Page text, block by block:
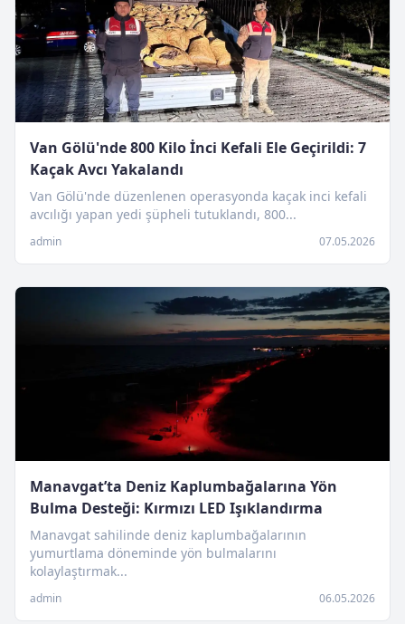
Van Gölü'nde 800 Kilo İnci Kefali Ele Geçirildi: 7
Kaçak Avcı Yakalandı
Van Gölü'nde düzenlenen operasyonda kaçak inci kefali
avcılığı yapan yedi şüpheli tutuklandı, 800...
admin 07.05.2026
Manavgat’ta Deniz Kaplumbağalarına Yön
Bulma Desteği: Kırmızı LED Işıklandırma
Manavgat sahilinde deniz kaplumbağalarının
yumurtlama döneminde yön bulmalarını
kolaylaştırmak...
admin 06.05.2026